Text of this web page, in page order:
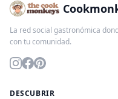
La red social gastronómica
con tu comunidad.
DESCUBRIR